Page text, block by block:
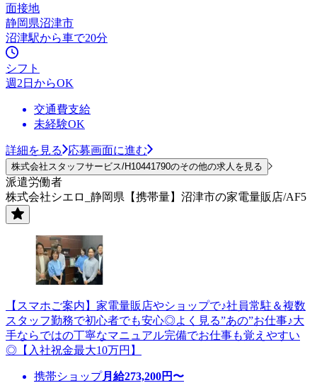
面接地
静岡県沼津市
沼津駅から車で20分
シフト
週2日からOK
交通費支給
未経験OK
詳細を見る 応募画面に進む
株式会社スタッフサービス/H10441790のその他の求人を見る
派遣労働者
株式会社シエロ_静岡県【携帯量】沼津市の家電量販店/AF5
【スマホご案内】家電量販店やショップで♪社員常駐＆複数
スタッフ勤務で初心者でも安心◎よく見る”あの”お仕事♪大
手ならではの丁寧なマニュアル完備でお仕事も覚えやすい
◎【入社祝金最大10万円】
携帯ショップ月給273,200円〜